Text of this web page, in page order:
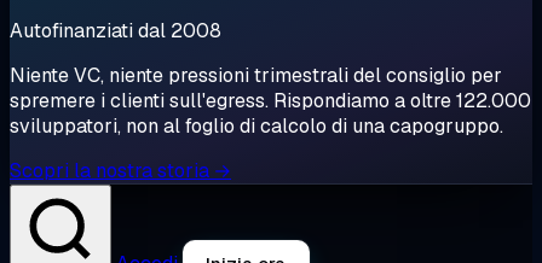
Autofinanziati dal 2008
Niente VC, niente pressioni trimestrali del consiglio per
spremere i clienti sull'egress. Rispondiamo a oltre 122.000
sviluppatori, non al foglio di calcolo di una capogruppo.
Scopri la nostra storia →